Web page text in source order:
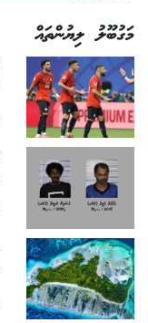
މަގުބޫލު ލިޔުންތައް